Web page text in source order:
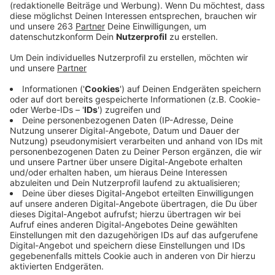
David Beckham: früher
Unterwäschewerbung - heute Einstecktuch
Anzeige
David Beckham wird 51. Kein Wunder, dass der nur
noch in Tweetjackets rumläuft. Wahrscheinlich guckt
der auch mitm Kissen bei sich ausm Fenster und
schreibt Falschparker in seiner Siedlung auf.
Anzeige